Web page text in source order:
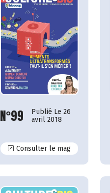
N°99
Publié Le 26
avril 2018
Consulter le magN°99